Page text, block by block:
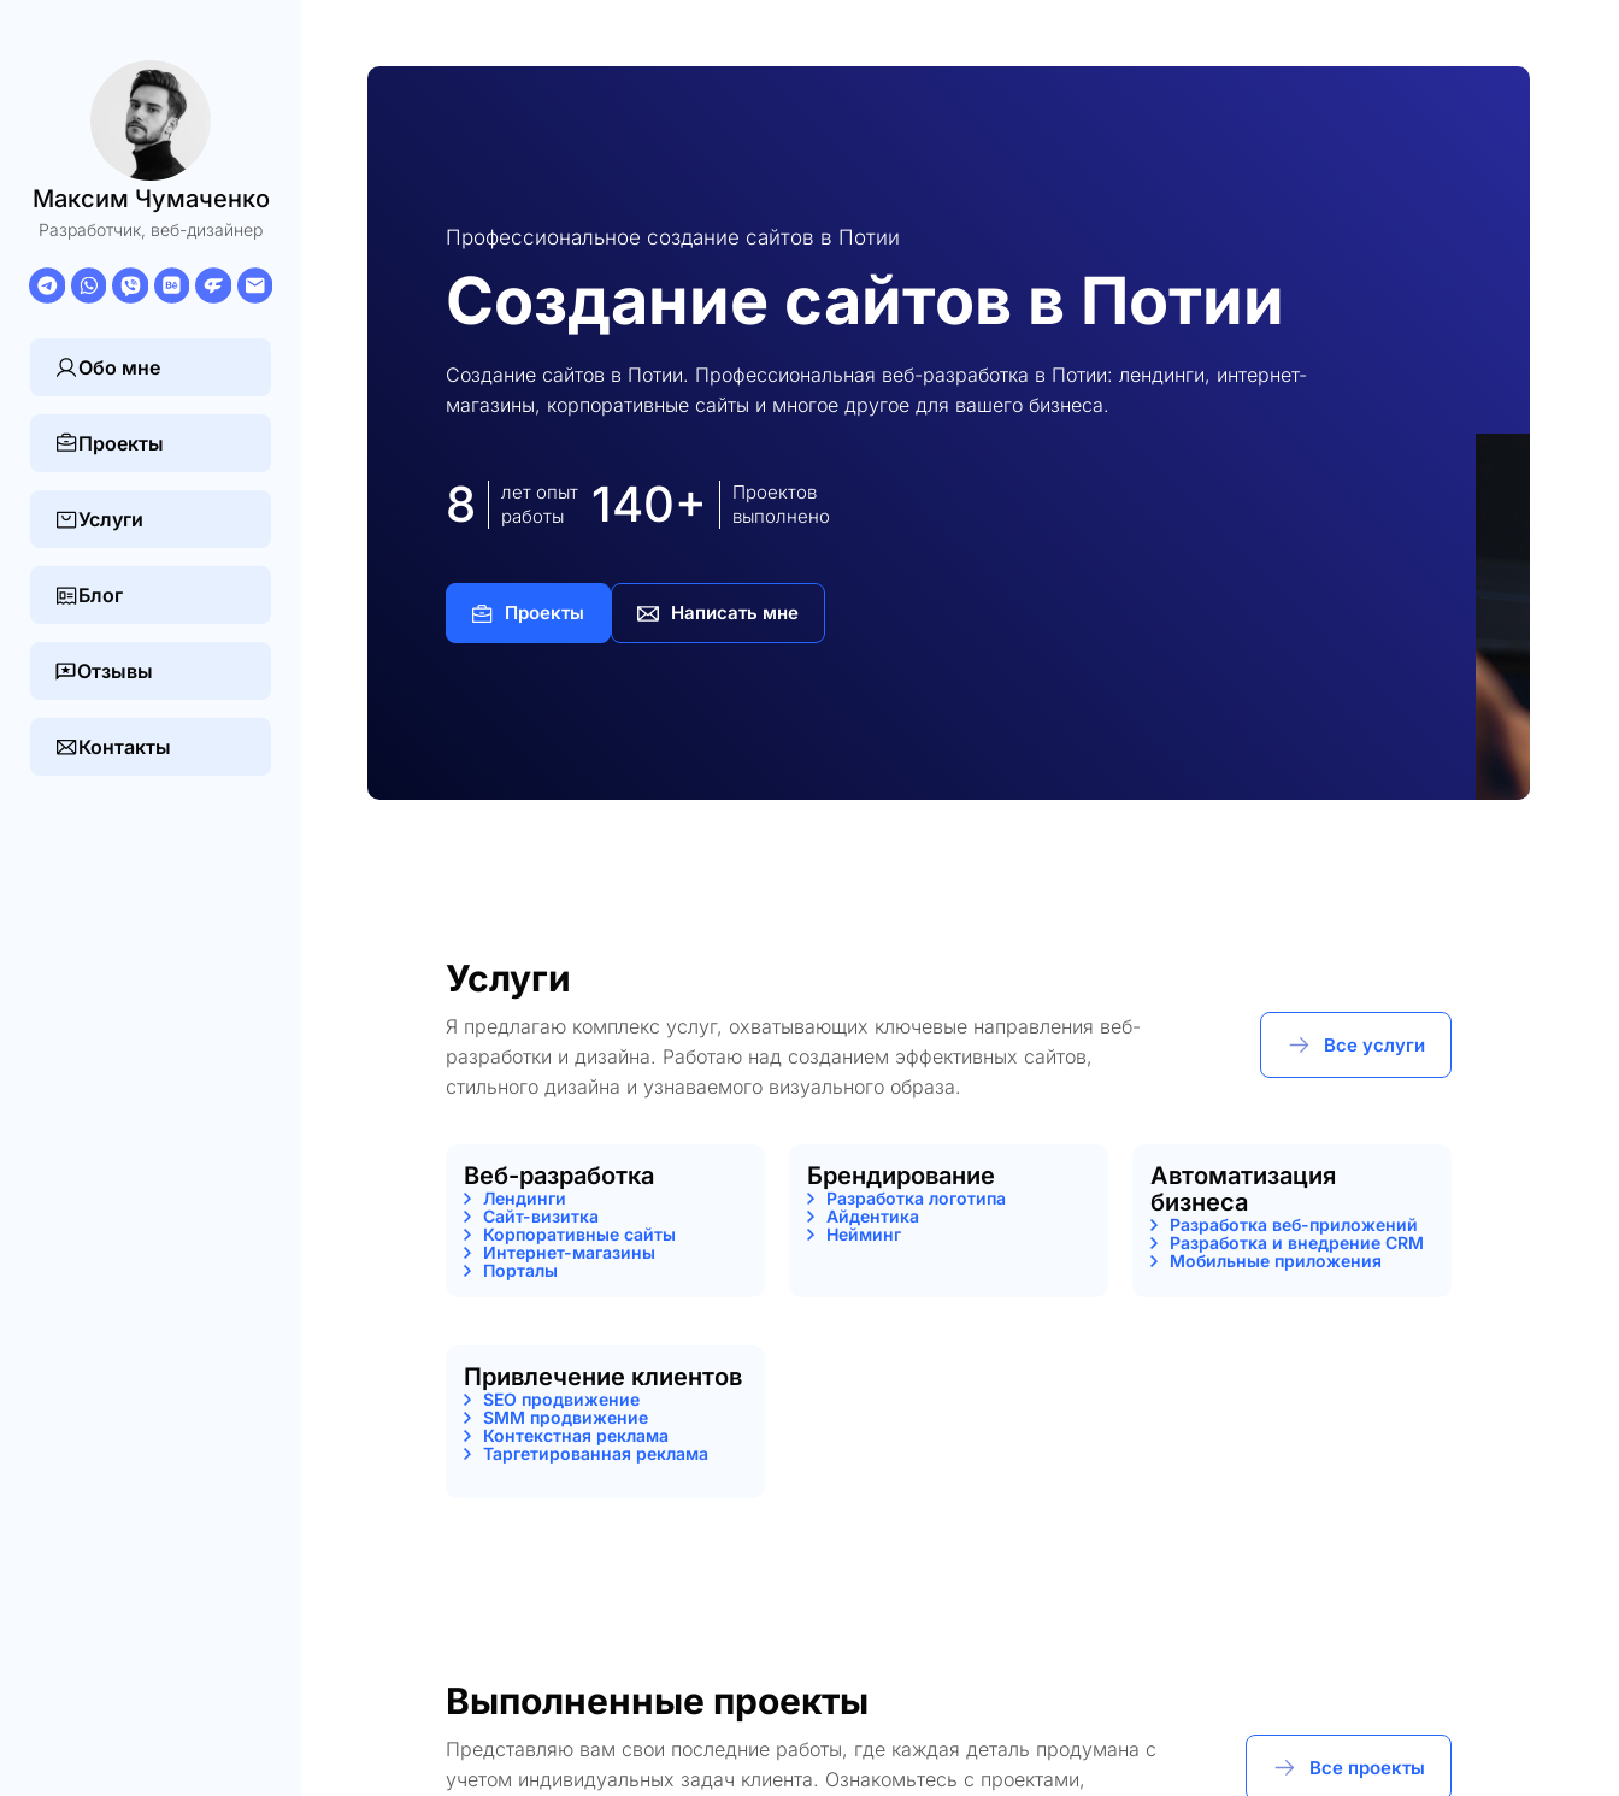
Максим Чумаченко
Разработчик, веб-дизайнер
Обо мне
Проекты
Услуги
Блог
Отзывы
Контакты
Профессиональное создание сайтов в Потии
Создание сайтов в Потии
Создание сайтов в Потии. Профессиональная веб-разработка в Потии: лендинги, интернет-
магазины, корпоративные сайты и многое другое для вашего бизнеса.
8
лет опыт
работы
140+
Проектов
выполнено
Проекты Написать мне
Услуги
Я предлагаю комплекс услуг, охватывающих ключевые направления веб-
разработки и дизайна. Работаю над созданием эффективных сайтов,
стильного дизайна и узнаваемого визуального образа.
Все услуги
Веб-разработка
Лендинги
Сайт-визитка
Корпоративные сайты
Интернет-магазины
Порталы
Брендирование
Разработка логотипа
Айдентика
Нейминг
Автоматизация
бизнеса
Разработка веб-приложений
Разработка и внедрение CRM
Мобильные приложения
Привлечение клиентов
SEO продвижение
SMM продвижение
Контекстная реклама
Таргетированная реклама
Выполненные проекты
Представляю вам свои последние работы, где каждая деталь продумана с
учетом индивидуальных задач клиента. Ознакомьтесь с проектами,
Все проекты